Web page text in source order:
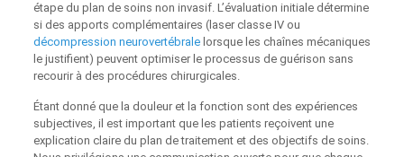
étape du plan de soins non invasif. L’évaluation initiale détermine
si des apports complémentaires (laser classe IV ou
décompression neurovertébralelorsque les chaînes mécaniques
le justifient) peuvent optimiser le processus de guérison sans
recourir à des procédures chirurgicales.
Étant donné que la douleur et la fonction sont des expériences
subjectives, il est important que les patients reçoivent une
explication claire du plan de traitement et des objectifs de soins.